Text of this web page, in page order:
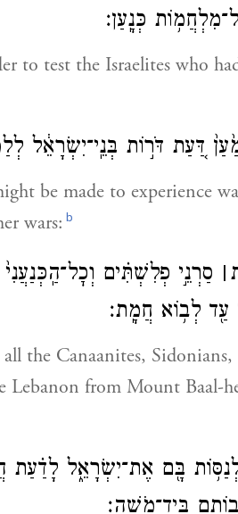
כְּנָֽעַן׃
to test the Israelites who
דַּ֚עַת דֹּר֣וֹת בְּנֵֽי־יִשְׂרָאֵ֔ל
be made to experience
wars: b
׀ סַרְנֵ֣י פְלִשְׁתִּ֗ים
עַ֖ד לְב֥וֹא חֲמָֽת׃
the Canaanites, Sidonians,
from Mount Baal-
לְנַסּ֥וֹת בָּ֖ם אֶת־יִשְׂרָאֵ֑ל